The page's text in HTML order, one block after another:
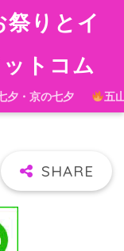
祭りとイ
トコム
夕・京の七夕 五